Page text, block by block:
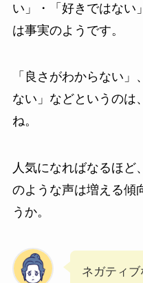
い」・「好きではない
は事実のようです。
「良さがわからない
ない」などというのは
ね。
人気になればなるほど
のような声は増える傾
うか。
ネガティ